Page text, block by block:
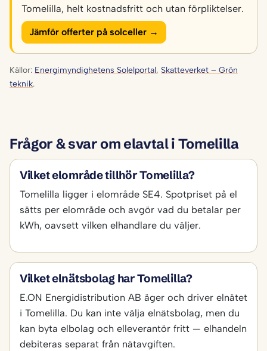
Tomelilla, helt kostnadsfritt och utan förpliktelser.
Jämför offerter på solceller →
Källor: Energimyndighetens Solelportal, Skatteverket – Grön
teknik.
Frågor & svar om elavtal i Tomelilla
Vilket elområde tillhör Tomelilla?
Tomelilla ligger i elområde SE4. Spotpriset på el
sätts per elområde och avgör vad du betalar per
kWh, oavsett vilken elhandlare du väljer.
Vilket elnätsbolag har Tomelilla?
E.ON Energidistribution AB äger och driver elnätet
i Tomelilla. Du kan inte välja elnätsbolag, men du
kan byta elbolag och elleverantör fritt — elhandeln
debiteras separat från nätavgiften.